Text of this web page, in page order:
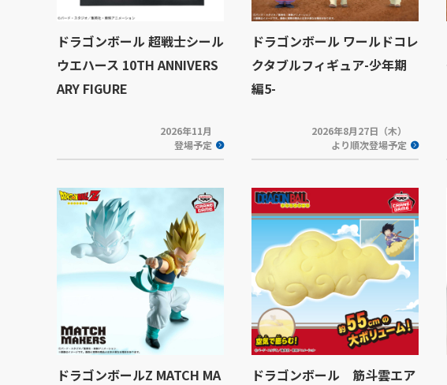
ドラゴンボール 超戦士シール
ウエハース 10TH ANNIVERS
ARY FIGURE
2026年11月
登場予定
ドラゴンボール ワールドコレ
クタブルフィギュア-少年期
編5-
2026年8月27日（木）
より順次登場予定
ドラゴンボールZ MATCH MA
ドラゴンボール 筋斗雲エア